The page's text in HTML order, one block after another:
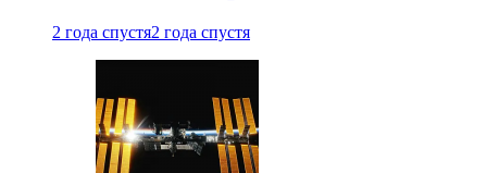
2 года спустя2 года спустя